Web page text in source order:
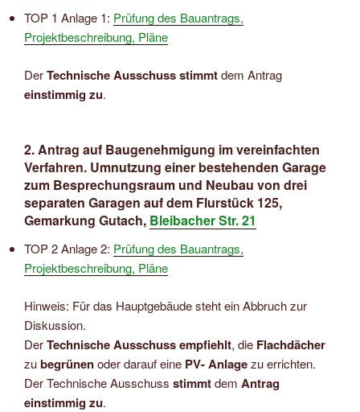
TOP 1 Anlage 1: Prüfung des Bauantrags,
Projektbeschreibung, Pläne
DerTechnische Ausschuss stimmtdem Antrag
einstimmig zu.
2. Antrag auf Baugenehmigung im vereinfachten
Verfahren. Umnutzung einer bestehenden Garage
zum Besprechungsraum und Neubau von drei
separaten Garagen auf dem Flurstück 125,
Gemarkung Gutach, Bleibacher Str. 21
TOP 2 Anlage 2: Prüfung des Bauantrags,
Projektbeschreibung, Pläne
Hinweis: Für das Hauptgebäude steht ein Abbruch zur
Diskussion.
DerTechnische Ausschuss empfiehlt, die Flachdächer
zubegrünenoder darauf eine PV- Anlagezu errichten.
Der Technische Ausschuss stimmtdem Antrag
einstimmig zu.